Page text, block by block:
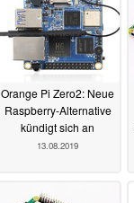
Orange Pi Zero2: Neue
Raspberry-Alternative
kündigt sich an
13.08.2019